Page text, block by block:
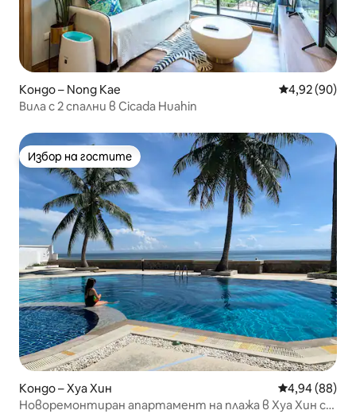
Кондо – Nong Kae Средна
4,92 (90)
Вила с 2 спални в Cicada Huahin
Избор на гостите
Избор на гостите
Кондо – Хуа Хин Средна
4,94 (88)
Новоремонтиран апартамент на плажа в Хуа Хин с